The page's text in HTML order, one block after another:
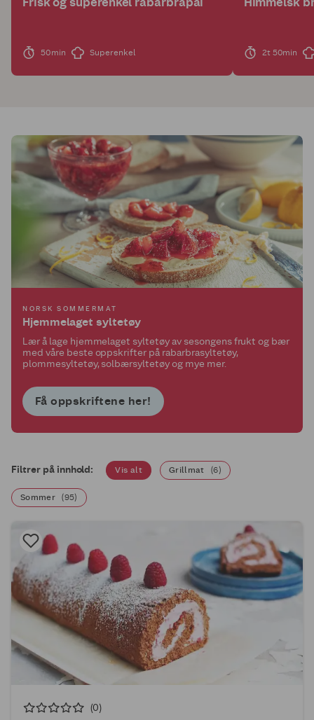
50min Superenkel 2t 50min
NORSK SOMMERMAT
Hjemmelaget syltetøy
Lær å lage hjemmelaget syltetøy av sesongens frukt og bær
med våre beste oppskrifter på rabarbrasyltetøy,
plommesyltetøy, solbærsyltetøy og mye mer.
Få oppskriftene her!
Filtrer på innhold: Vis alt Grillmat (6)
Sommer (95)
(0)